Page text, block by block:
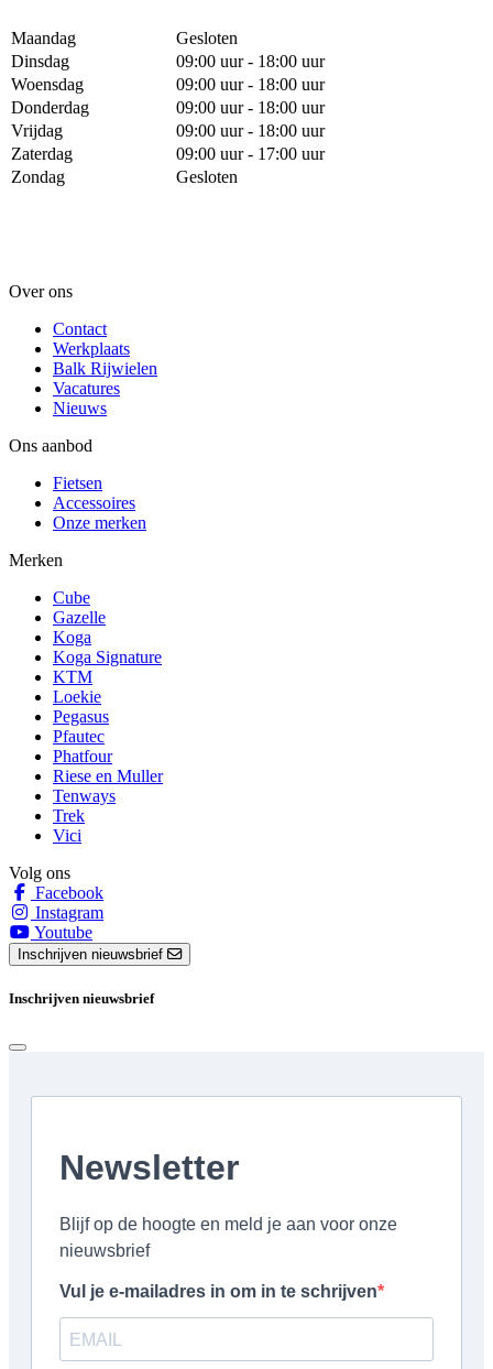
Maandag
Gesloten
Dinsdag
09:00 uur - 18:00 uur
Woensdag
09:00 uur - 18:00 uur
Donderdag
09:00 uur - 18:00 uur
Vrijdag
09:00 uur - 18:00 uur
Zaterdag
09:00 uur - 17:00 uur
Zondag
Gesloten
Over ons
Contact
Werkplaats
Balk Rijwielen
Vacatures
Nieuws
Ons aanbod
Fietsen
Accessoires
Onze merken
Merken
Cube
Gazelle
Koga
Koga Signature
KTM
Loekie
Pegasus
Pfautec
Phatfour
Riese en Muller
Tenways
Trek
Vici
Volg ons
Facebook
Instagram
Youtube
Inschrijven nieuwsbrief
Inschrijven nieuwsbrief